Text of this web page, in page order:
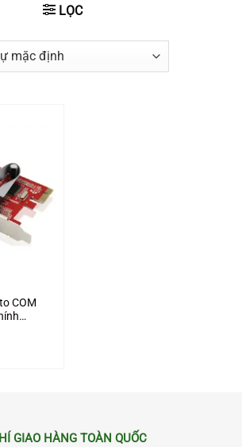
LỌC
COM
GIAO HÀNG TOÀN QUỐC